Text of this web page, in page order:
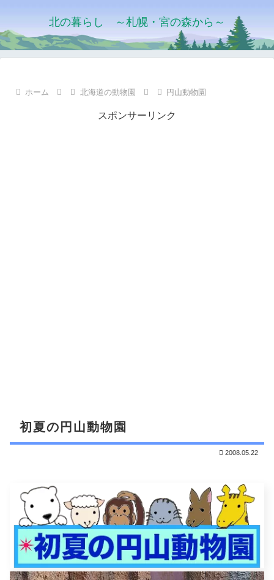
北の暮らし ～札幌・宮の森から～
ホーム 北海道の動物園 円山動物園
スポンサーリンク
初夏の円山動物園
2008.05.22